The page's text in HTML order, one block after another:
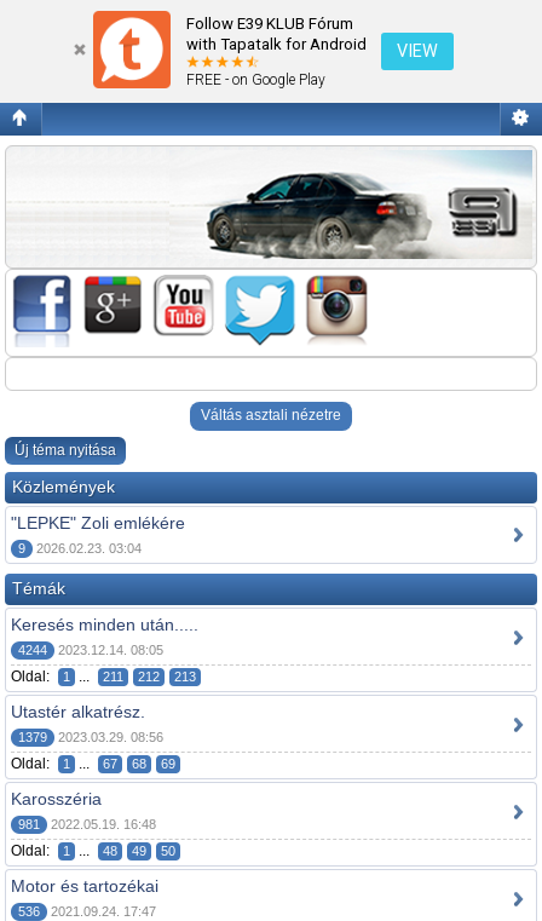
Follow E39 KLUB Fórum
with Tapatalk for Android
FREE - on Google Play
VIEW
Alkatrészt keres
Váltás asztali nézetre
Új téma nyitása
Közlemények
"LEPKE" Zoli emlékére
9 2026.02.23. 03:04
Témák
Keresés minden után.....
4244 2023.12.14. 08:05
Oldal: 1 ... 211 212 213
Utastér alkatrész.
1379 2023.03.29. 08:56
Oldal: 1 ... 67 68 69
Karosszéria
981 2022.05.19. 16:48
Oldal: 1 ... 48 49 50
Motor és tartozékai
536 2021.09.24. 17:47